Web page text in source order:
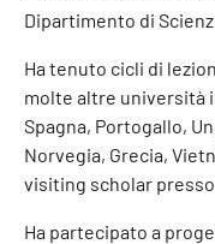
Dipartimento di
Ha tenuto cicli di
molte altre università
Spagna, Portogallo,
Norvegia, Grecia,
visiting scholar
Ha partecipato a